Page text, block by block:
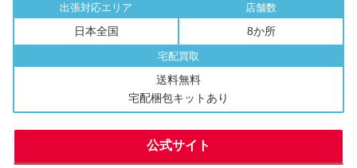
出張対応エリア
日本全国
店舗数
8か所
宅配買取
送料無料
宅配梱包キットあり
公式サイト